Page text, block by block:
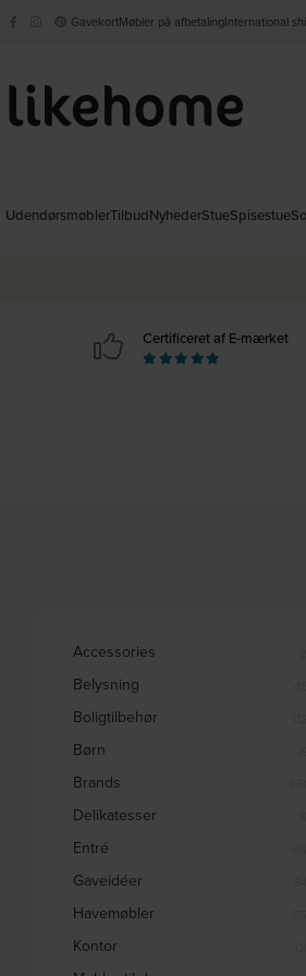
GavekortMøbler på afbetalingInternational
UdendørsmøblerTilbudNyhederStueSpisestue
Certificeret af E-mærket
Accessories
Belysning
Boligtilbehør
Børn
Brands
Delikatesser
Entré
Gaveidéer
Havemøbler
Kontor